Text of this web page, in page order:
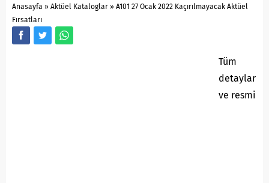
Anasayfa » Aktüel Kataloglar » A101 27 Ocak 2022 Kaçırılmayacak Aktüel
Fırsatları
Tüm
detaylar
ve resmi